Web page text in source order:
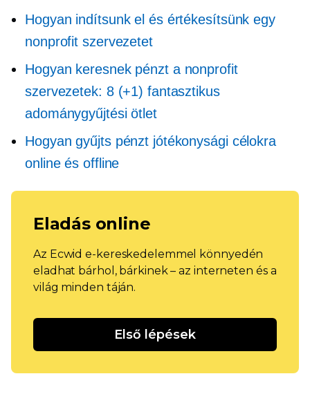
Hogyan indítsunk el és értékesítsünk egy
nonprofit szervezetet
Hogyan keresnek pénzt a nonprofit
szervezetek: 8 (+1) fantasztikus
adománygyűjtési ötlet
Hogyan gyűjts pénzt jótékonysági célokra
online és offline
Eladás online
Az Ecwid e-kereskedelemmel könnyedén
eladhat bárhol, bárkinek – az interneten és a
világ minden táján.
Első lépések